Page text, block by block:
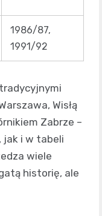
1986/87,
1991/92
Wisłą
Zabrze –
jak i w tabeli
wiele
historię, ale